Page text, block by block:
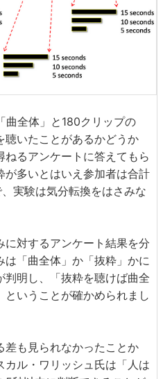
曲全体」と180クリップの
聴いたことがあるかどうか
るアンケートに答えてもら
が多いとはいえ参加者は合計
実験は気分転換をはさみな
に対するアンケート結果を分
「曲全体」か「抜粋」かに
明し、「抜粋を聴けば曲全
いうことが確かめられまし
差も見られなかったことか
カル・ワリッシュ氏は「人は